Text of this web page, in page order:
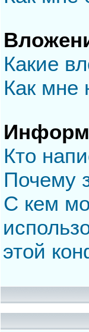
Какие
Как мне
Кто
Почему
С кем
этой